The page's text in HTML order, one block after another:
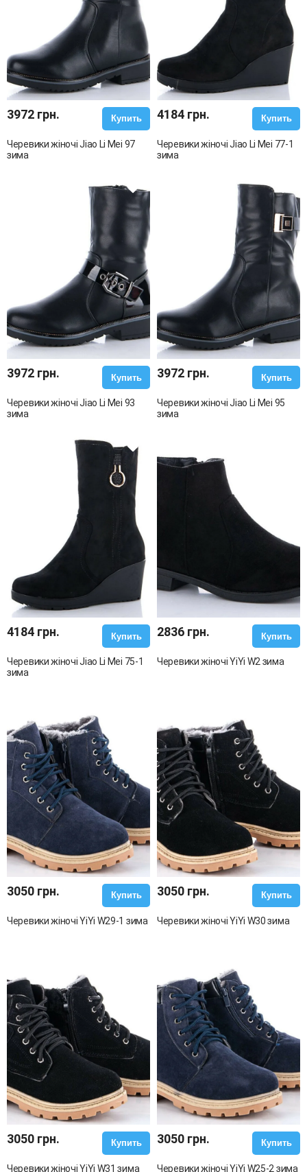
3972 грн. Купить
Черевики жіночі Jiao Li Mei 97
зима
4184 грн. Купить
Черевики жіночі Jiao Li Mei 77-1
зима
3972 грн. Купить
Черевики жіночі Jiao Li Mei 93
зима
3972 грн. Купить
Черевики жіночі Jiao Li Mei 95
зима
4184 грн. Купить
Черевики жіночі Jiao Li Mei 75-1
зима
2836 грн. Купить
Черевики жіночі YiYi W2 зима
3050 грн. Купить
Черевики жіночі YiYi W29-1 зима
3050 грн. Купить
Черевики жіночі YiYi W30 зима
3050 грн. Купить
Черевики жіночі YiYi W31 зима
3050 грн. Купить
Черевики жіночі YiYi W25-2 зима